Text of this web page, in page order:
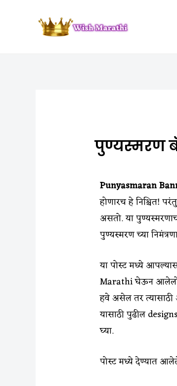
पुण्यस्मरण
Punyasmaran
होणारच हे निश्चित!
असतो. या
पुण्यस्मरण च्या
या पोस्ट मध्ये
Marathi घेऊन
हवे असेल तर
यासाठी पुढील
घ्या.
पोस्ट मध्ये देण्यात